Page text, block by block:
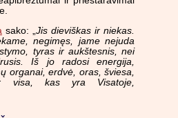
sako: „Jis dieviškas ir niekas.
negimęs, jame nejuda
tyras ir aukštesnis, nei
Iš jo radosi energija,
organai, erdvė, oras, šviesa,
visa, kas yra Visatoje,